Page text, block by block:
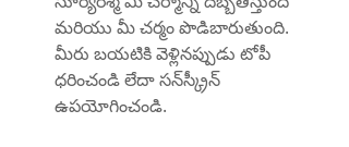
మరియు మీ చర్మం పొడిబారుతుంది.
మీరు బయటికి వెళ్లినప్పుడు టోపీ
ధరించండి లేదా సన్‌స్క్రీన్
ఉపయోగించండి.